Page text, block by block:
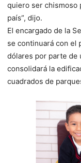
quiero ser chismoso
país”, dijo.
El encargado de la
se continuará con el
dólares por parte de
consolidará la
cuadrados de